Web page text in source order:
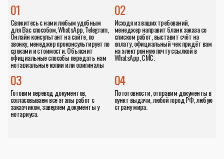
01
Свяжитесь с нами любым удобным
для Вас способом, WhatsApp, Telegram,
Онлайн консультант на сайте, по
звонку, менеджер проконсультирует по
сроками и стоимости. Объяснит
официальные способы передать нам
нотариальные копии или оригиналы
02
Исходя из ваших требований,
менеджер направит бланк заказа со
списком работ, выставит счёт на
оплату, официальный чек придёт вам
на электронную почту ссылкой в
WhatsApp, СМС.
04
По готовности, отправим документы в
пункт выдачи, любой город РФ, любую
страну мира.
03
Готовим перевод документов,
согласовываем все этапы работ с
заказчиком, заверяем документы у
нотариуса.